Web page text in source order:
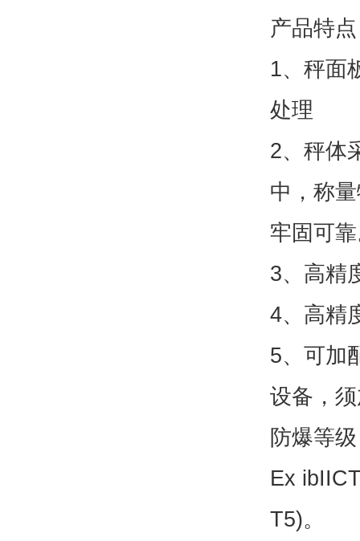
产品特
1、秤面
处理
2、秤体
中，称
牢固可
3、高精
4、高精
5、可加
设备，
防爆等
Ex
T5)。